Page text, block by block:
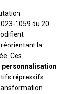
1059 du 20
la
Ces
personnalisation
répressifs